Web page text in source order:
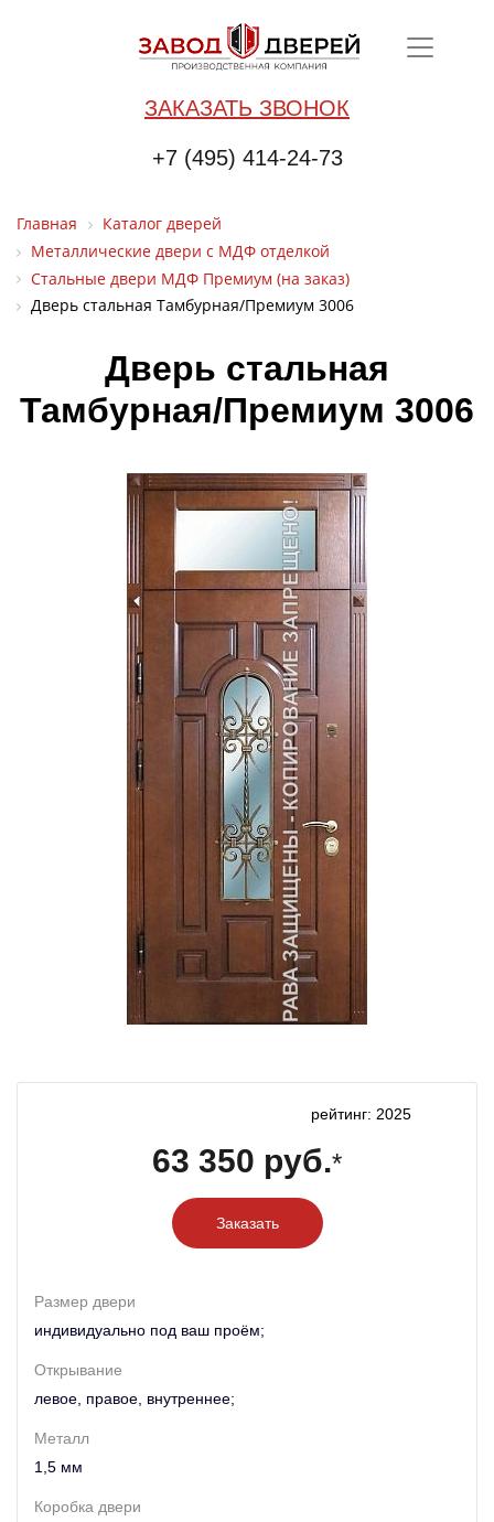
ЗАКАЗАТЬ ЗВОНОК
+7 (495) 414-24-73
Главная
Каталог дверей
Металлические двери с МДФ отделкой
Стальные двери МДФ Премиум (на заказ)
Дверь стальная Тамбурная/Премиум 3006
Дверь стальная
Тамбурная/Премиум 3006
рейтинг: 2025
63 350 руб.*
Заказать
Размер двери
индивидуально под ваш проём;
Открывание
левое, правое, внутреннее;
Металл
1,5 мм
Коробка двери